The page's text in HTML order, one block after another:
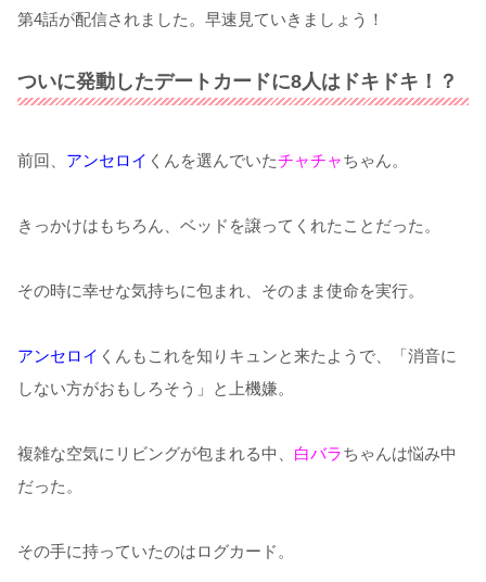
第4話が配信されました。早速見ていきましょう！
ついに発動したデートカードに8人はドキドキ！？
前回、 アンセロイ くんを選んでいたチャチャちゃん。
きっかけはもちろん、ベッドを譲ってくれたことだった。
その時に幸せな気持ちに包まれ、そのまま使命を実行。
アンセロイ くんもこれを知りキュンと来たようで、「消音に
しない方がおもしろそう」と上機嫌。
複雑な空気にリビングが包まれる中、 白バラちゃんは悩み中
だった。
その手に持っていたのはログカード。